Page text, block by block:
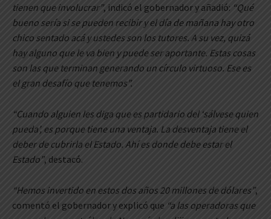
tienen que involucrar”, indicó el gobernador y añadió: “Qué
bueno sería si se pueden recibir y el día de mañana hay otro
chico sentado acá y ustedes son los tutores. A su vez, quizá
hay alguno que le va bien y puede ser aportante. Estas cosas
son las que terminan generando un círculo virtuoso. Ese es
el gran desafío que tenemos”.
“Cuando alguien les diga que es partidario del ‘sálvese quien
pueda’, es porque tiene una ventaja. La desventaja tiene el
deber de cubrirla el Estado. Ahí es donde debe estar el
Estado”, destacó.
“Hemos invertido en estos dos años 20 millones de dólares”,
comentó el gobernador y explicó que “a las operadoras que